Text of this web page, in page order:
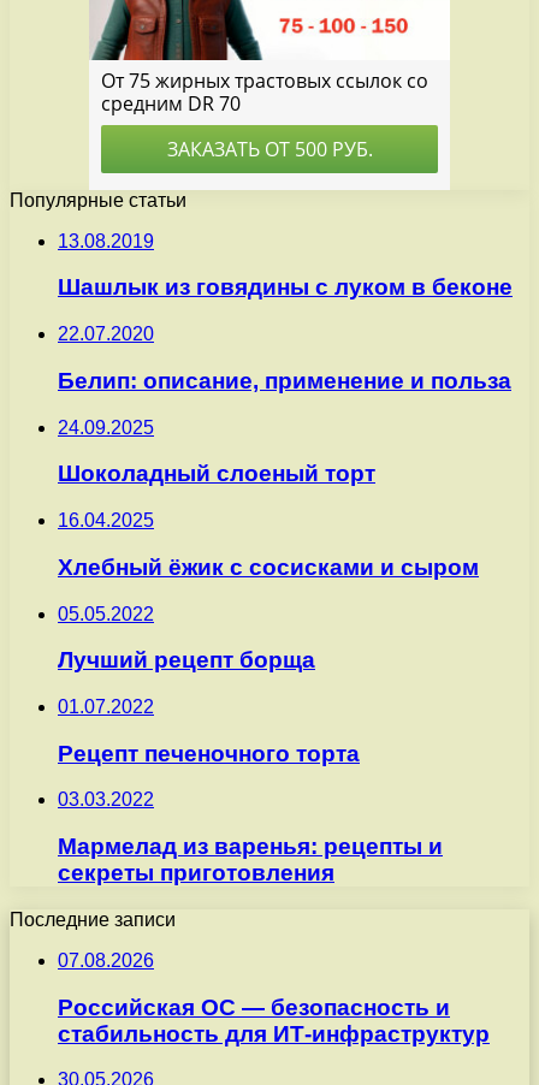
Популярные статьи
13.08.2019
Шашлык из говядины с луком в беконе
22.07.2020
Белип: описание, применение и польза
24.09.2025
Шоколадный слоеный торт
16.04.2025
Хлебный ёжик с сосисками и сыром
05.05.2022
Лучший рецепт борща
01.07.2022
Рецепт печеночного торта
03.03.2022
Мармелад из варенья: рецепты и
секреты приготовления
Последние записи
07.08.2026
Российская ОС — безопасность и
стабильность для ИТ-инфраструктур
30.05.2026